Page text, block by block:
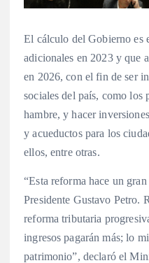
El cálculo del Gobierno es
adicionales en 2023 y que
en 2026, con el fin de ser
sociales del país, como los
hambre, y hacer
y acueductos para los
ellos, entre otras.
“Esta reforma hace un
Presidente Gustavo Petro.
reforma tributaria
ingresos pagarán más; lo
patrimonio”, declaró el